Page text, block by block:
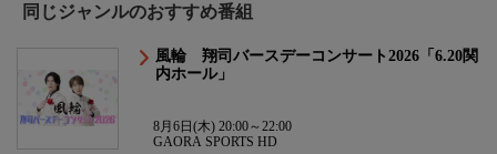
同じジャンルのおすすめ番組
風輪 翔司バースデーコンサート2026「6.20関
内ホール」
8月6日(木) 20:00～22:00
GAORA SPORTS HD